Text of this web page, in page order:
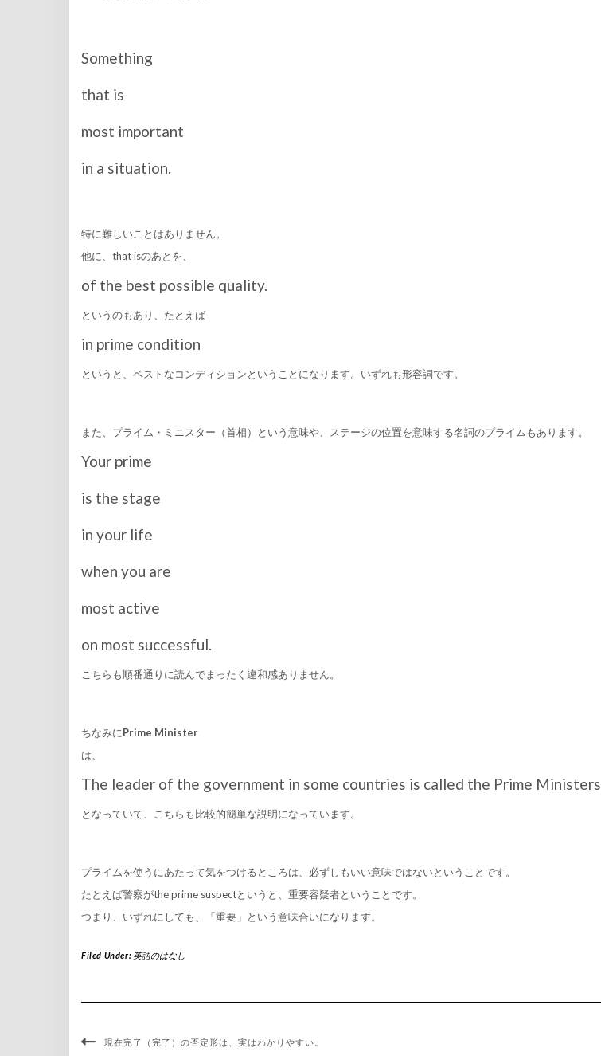
Something
that is
most important
in a situation.
特に難しいことはありません。
他に、that isのあとを、
of the best possible quality.
というのもあり、たとえば
in prime condition
というと、ベストなコンディションということになります。いずれも形容詞です。
また、プライム・ミニスター（首相）という意味や、ステージの位置を意味する名詞のプライムもあります。
Your prime
is the stage
in your life
when you are
most active
on most successful.
こちらも順番通りに読んでまったく違和感ありません。
ちなみにPrime Minister
は、
The leader of the government in some countries is called the Prime Ministers
となっていて、こちらも比較的簡単な説明になっています。
プライムを使うにあたって気をつけるところは、必ずしもいい意味ではないということです。
たとえば警察がthe prime suspectというと、重要容疑者ということです。
つまり、いずれにしても、「重要」という意味合いになります。
Filed Under: 英語のはなし
現在完了（完了）の否定形は、実はわかりやすい。